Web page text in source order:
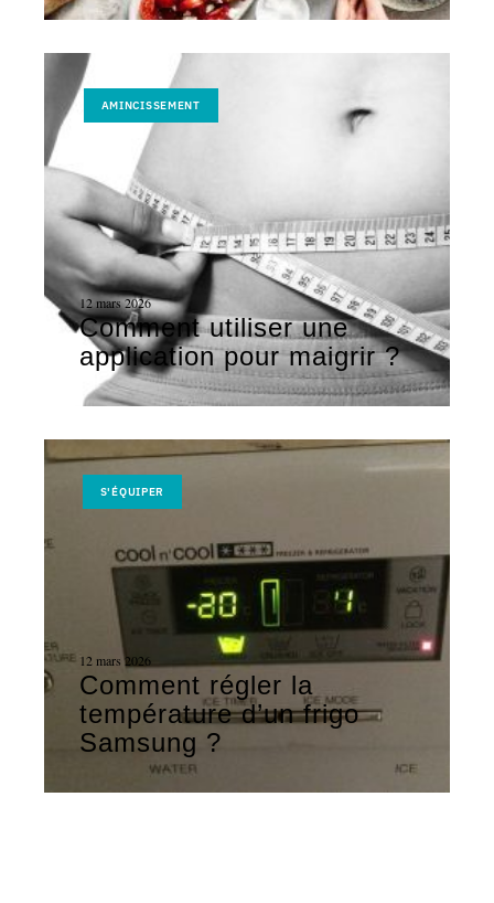
AMINCISSEMENT
12 mars 2026
Comment utiliser une
application pour maigrir ?
S'ÉQUIPER
12 mars 2026
Comment régler la
température d’un frigo
Samsung ?